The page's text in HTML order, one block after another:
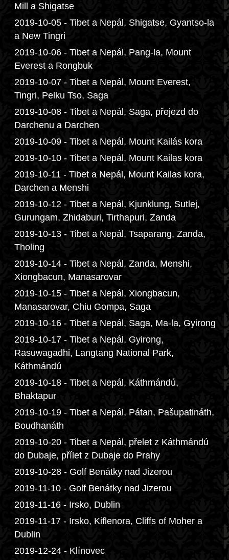
Mill a Shigatse
2019-10-05 - Tibet a Nepál, Shigatse, Gyantso-la
a New Tingri
2019-10-06 - Tibet a Nepál, Pang-la, Mount
Everest a Rongbuk
2019-10-07 - Tibet a Nepál, Mount Everest,
Tingri, Pelku Tso, Saga
2019-10-08 - Tibet a Nepál, Saga, přejezd do
Darchenu a Darchen
2019-10-09 - Tibet a Nepál, Mount Kailás kora
2019-10-10 - Tibet a Nepál, Mount Kailas kora
2019-10-11 - Tibet a Nepál, Mount Kailas kora,
Darchen a Menshi
2019-10-12 - Tibet a Nepál, Kjunklung, Sutlej,
Gurungam, Zhidaburi, Tirthapuri, Zanda
2019-10-13 - Tibet a Nepál, Tsaparang, Zanda,
Tholing
2019-10-14 - Tibet a Nepál, Zanda, Menshi,
Xiongbacun, Manasarovar
2019-10-15 - Tibet a Nepál, Xiongbacun,
Manasarovar, Chiu Gompa, Saga
2019-10-16 - Tibet a Nepál, Saga, Ma-la, Gyirong
2019-10-17 - Tibet a Nepál, Gyirong,
Rasuwagadhi, Langtang National Park,
Káthmándú
2019-10-18 - Tibet a Nepál, Káthmándú,
Bhaktapur
2019-10-19 - Tibet a Nepál, Pátan, Pašupatináth,
Boudhanáth
2019-10-20 - Tibet a Nepál, přelet z Káthmándú
do Dubaje, přílet z Dubaje do Prahy
2019-10-28 - Golf Benátky nad Jizerou
2019-11-10 - Golf Benátky nad Jizerou
2019-11-16 - Irsko, Dublin
2019-11-17 - Irsko, Kiflenora, Cliffs of Moher a
Dublin
2019-12-24 - Klínovec